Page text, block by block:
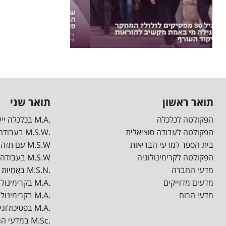
קבוצות שיח ותמיכה לצד פגישות פרטניות
ופעילויות מגבשות לקהילת הסטודנטים.
מוזמנים לקחת חלק, להרגיש שייכות,
משמעות ובעיקר להרגיש יותר טוב. פנו […]
תואר ראשון
הפקולטה לכלכלה
הפקולטה לעבודה סוציאלית
בית הספר למדעי הבריאות
הפקולטה לקרימינולוגיה
מדעי החברה
מדעים מדוייקים
מדעי הרוח
תואר שני
.M.A בכלכלה יישומית
.M.S.W בעבודה סוציאלית
M.S.W עם תזה בעבודה סוציאלית רפואית*
M.S.W בעבודה סוציאלית רפואית ישומית*
.M.S.N באֲחָיוּת (סיעוד)
.M.A בקרימינולוגיה
.M.A בקרימינולוגיה קלינית
.M.A בפסיכולוגיה רפואית
.M.Sc במדעי המחשב